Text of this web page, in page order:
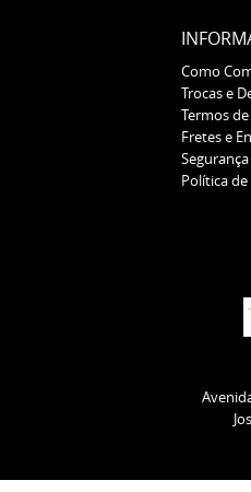
Como
Trocas e
Termos
Fretes e
Segurança
Política